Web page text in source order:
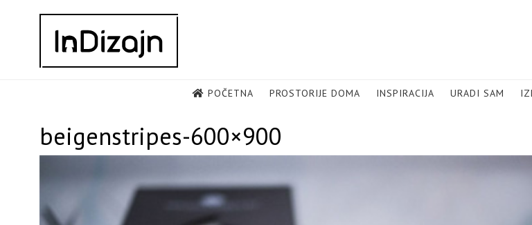
POČETNA PROSTORIJE DOMA INSPIRACIJA URADI SAM
beigenstripes-600×900